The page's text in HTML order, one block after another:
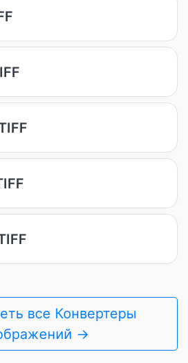
все Конвертеры
→